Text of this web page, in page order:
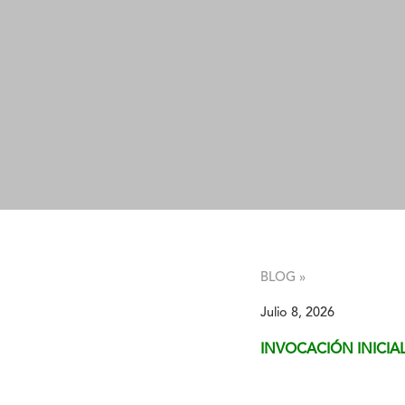
BLOG »
Julio 8, 2026
INVOCACIÓN